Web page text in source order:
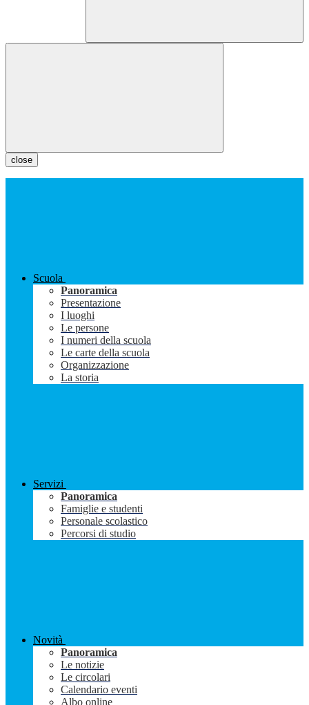
close
Scuola
Panoramica
Presentazione
I luoghi
Le persone
I numeri della scuola
Le carte della scuola
Organizzazione
La storia
Servizi
Panoramica
Famiglie e studenti
Personale scolastico
Percorsi di studio
Novità
Panoramica
Le notizie
Le circolari
Calendario eventi
Albo online